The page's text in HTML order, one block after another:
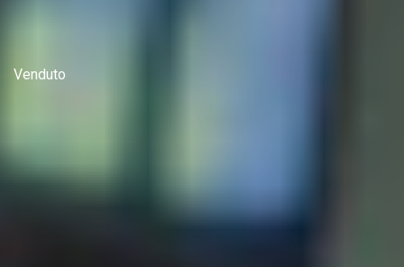
Venduto